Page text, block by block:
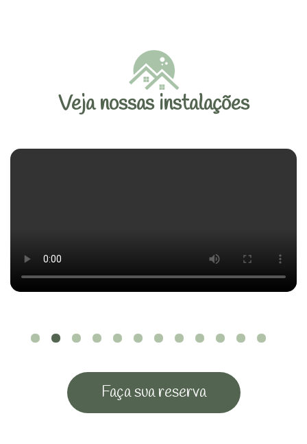
Veja nossas instalações
Faça sua reserva